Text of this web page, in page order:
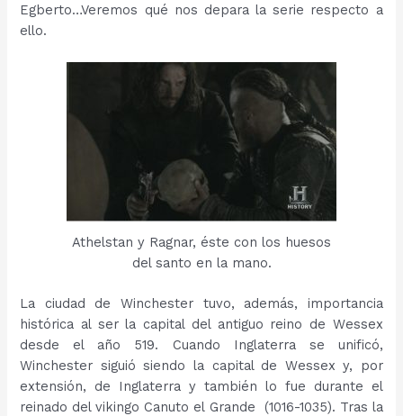
Egberto…Veremos qué nos depara la serie respecto a
ello.
Athelstan y Ragnar, éste con los huesos
del santo en la mano.
La ciudad de Winchester tuvo, además, importancia
histórica al ser la capital del antiguo reino de Wessex
desde el año 519. Cuando Inglaterra se unificó,
Winchester siguió siendo la capital de Wessex y, por
extensión, de Inglaterra y también lo fue durante el
reinado del vikingo Canuto el Grande (1016-1035). Tras la